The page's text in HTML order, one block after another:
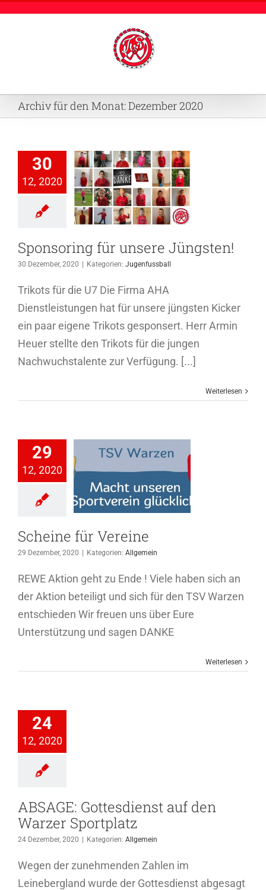
Archiv für den Monat:Dezember 2020
30
12, 2020
für
Jüngsten!
Sponsoring für unsere Jüngsten!
30 Dezember, 2020 Kategorien: Jugenfussball
Trikots für die U7 Die Firma AHA
Dienstleistungen hat für unsere jüngsten Kicker
ein paar eigene Trikots gesponsert. Herr Armin
Heuer stellte den Trikots für die jungen
Nachwuchstalente zur Verfügung. [...]
Weiterlesen
29
12, 2020
für
Scheine für Vereine
29 Dezember, 2020 Kategorien: Allgemein
REWE Aktion geht zu Ende ! Viele haben sich an
der Aktion beteiligt und sich für den TSV Warzen
entschieden Wir freuen uns über Eure
Unterstützung und sagen DANKE
Weiterlesen
24
12, 2020
auf
Warzer
ABSAGE: Gottesdienst auf den
Warzer Sportplatz
24 Dezember, 2020 Kategorien: Allgemein
Wegen der zunehmenden Zahlen im
Leinebergland wurde der Gottesdienst abgesagt